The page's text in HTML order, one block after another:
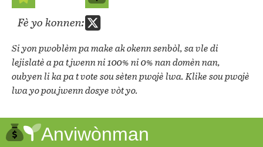
Fè yo konnen:
Si yon pwoblèm pa make ak okenn senbòl, sa vle di
lejislatè a pa t jwenn ni 100% ni 0% nan domèn nan,
oubyen li ka pa t vote sou sèten pwojè lwa. Klike sou pwojè
lwa yo pou jwenn dosye vòt yo.
Anviwònman